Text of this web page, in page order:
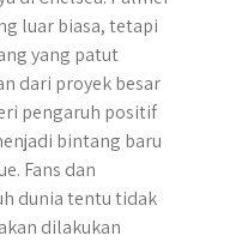
luar biasa, tetapi
yang patut
dari proyek besar
pengaruh positif
bintang baru
Fans dan
dunia tentu tidak
dilakukan